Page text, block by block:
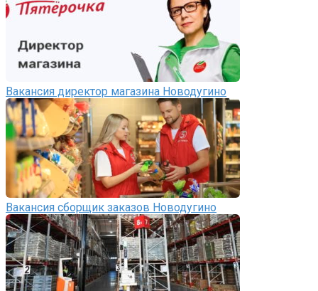
Вакансия директор магазина Новодугино
Вакансия сборщик заказов Новодугино